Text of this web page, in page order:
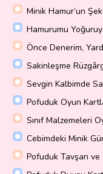
Minik Hamur’un
Hamurumu
Önce Denerim,
Sakinleşme
Sevgin Kalbimde
Pofuduk Oyun
Sınıf Malzemeleri
Cebimdeki Minik
Pofuduk Tavşan ve